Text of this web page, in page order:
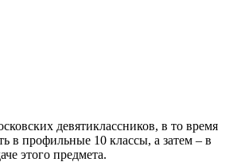
девятиклассников, в то время
в профильные 10 классы, а затем – в
этого предмета.